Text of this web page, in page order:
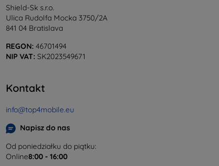
Shield-Sk s.r.o.
Ulica Rudolfa Mocka 3750/2A
841 04 Bratislava
REGON: 46701494
NIP VAT: SK2023549671
Kontakt
info@top4mobile.eu
Napisz do nas
Od poniedziałku do piątku:
Online8:00 - 16:00